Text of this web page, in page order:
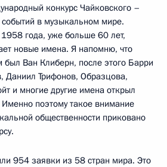
конкурс Чайковского –
в музыкальном мире.
1958 года, уже больше 60 лет,
новые имена. Я напомню, что
был Ван Клиберн, после этого Барри
Даниил Трифонов, Образцова,
и многие другие имена открыл
Именно поэтому такое внимание
общественности приковано
954 заявки из 58 стран мира. Это